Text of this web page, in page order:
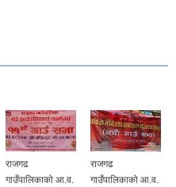
राजगढ
गाउँपालिकाको आ.व.
राजगढ
गाउँपालिकाको आ.व.